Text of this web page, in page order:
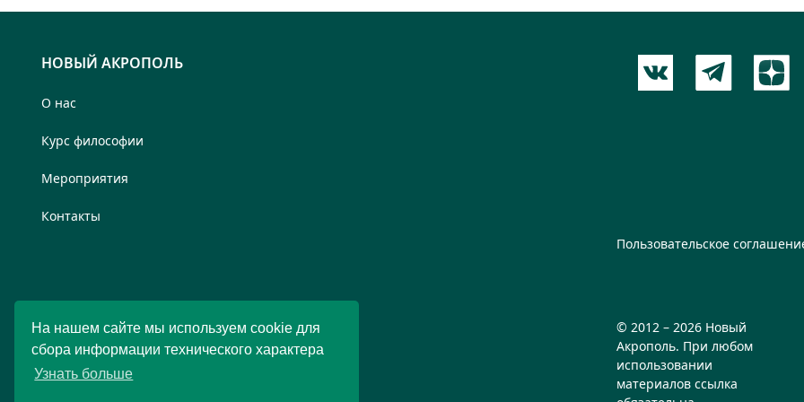
На нашем сайте мы используем cookie для
сбора информации технического характера
Узнать больше
НОВЫЙ АКРОПОЛЬ
О нас
Курс философии
Мероприятия
Контакты
Пользовательское
© 2012 – 2026 Новый
Акрополь. При любом
использовании
материалов ссылка